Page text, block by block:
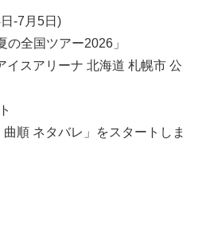
-7月5日)
の全国ツアー2026」
イスアリーナ 北海道 札幌市 公
順 ネタバレ」をスタートしま